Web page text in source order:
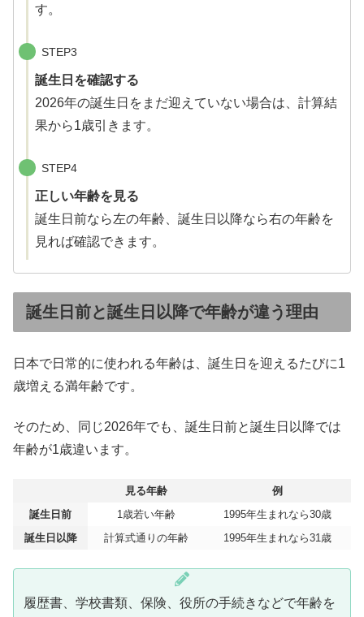
す。
STEP3
誕生日を確認する
2026年の誕生日をまだ迎えていない場合は、計算結
果から1歳引きます。
STEP4
正しい年齢を見る
誕生日前なら左の年齢、誕生日以降なら右の年齢を
見れば確認できます。
誕生日前と誕生日以降で年齢が違う理由
日本で日常的に使われる年齢は、誕生日を迎えるたびに1
歳増える満年齢です。
そのため、同じ2026年でも、誕生日前と誕生日以降では
年齢が1歳違います。
見る年齢
例
誕生日前
1歳若い年齢
1995年生まれなら30歳
誕生日以降
計算式通りの年齢 1995年生まれなら31歳
履歴書、学校書類、保険、役所の手続きなどで年齢を